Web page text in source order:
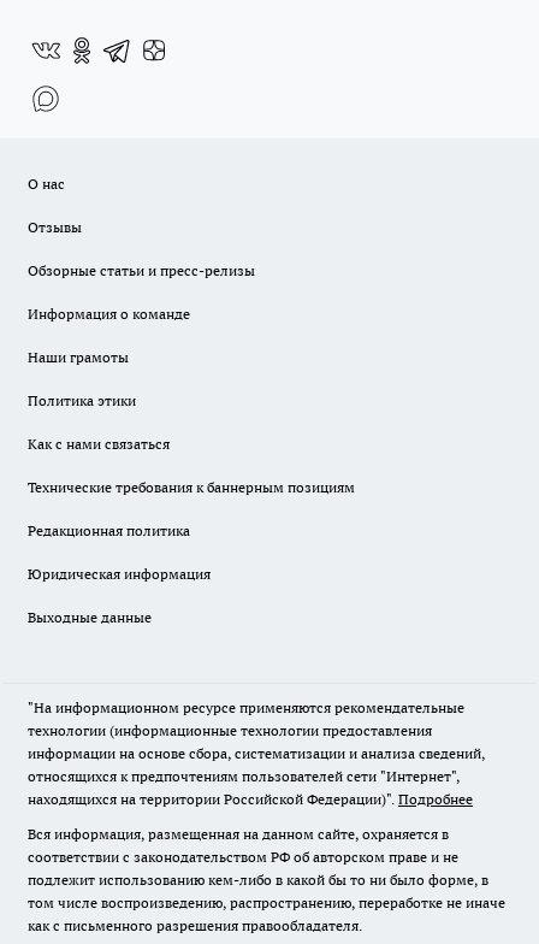
О нас
Отзывы
Обзорные статьи и пресс-релизы
Информация о команде
Наши грамоты
Политика этики
Как с нами связаться
Технические требования к баннерным позициям
Редакционная политика
Юридическая информация
Выходные данные
"На информационном ресурсе применяются рекомендательные
технологии (информационные технологии предоставления
информации на основе сбора, систематизации и анализа сведений,
относящихся к предпочтениям пользователей сети "Интернет",
находящихся на территории Российской Федерации)". Подробнее
Вся информация, размещенная на данном сайте, охраняется в
соответствии с законодательством РФ об авторском праве и не
подлежит использованию кем-либо в какой бы то ни было форме, в
том числе воспроизведению, распространению, переработке не иначе
как с письменного разрешения правообладателя.